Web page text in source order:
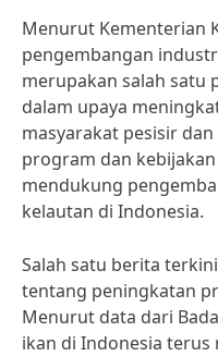
Menurut Kementerian
pengembangan
merupakan salah satu
dalam upaya
masyarakat pesisir
program dan
mendukung
kelautan di Indonesia.
Salah satu berita
tentang peningkatan
Menurut data dari
ikan di Indonesia